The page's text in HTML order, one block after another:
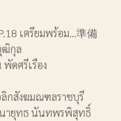
เตรียมพร้อม...準備
ฒิกุล
ดศรีเรือง
ลิกสังฆมณฑลราชบุรี
ายุทธ นันทพรพิสุทธิ์